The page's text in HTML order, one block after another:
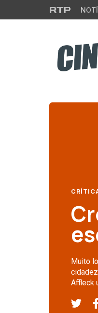
Saltar para o conteúdo
Muito
Affleck